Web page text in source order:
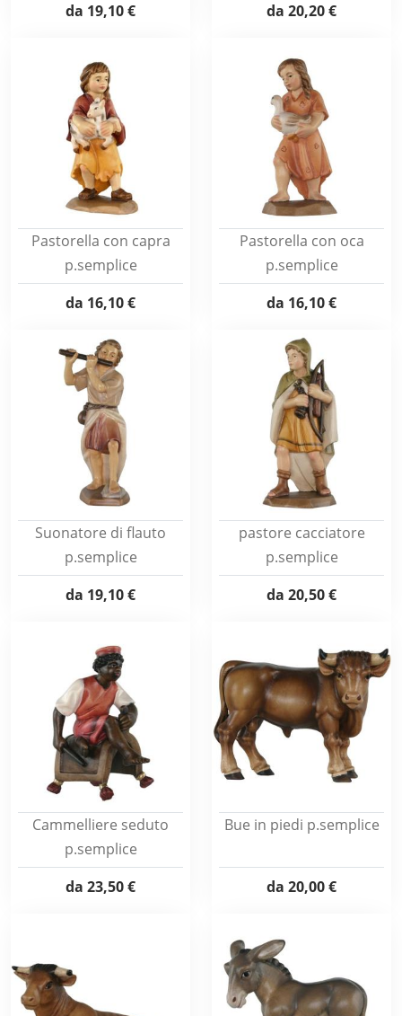
da 19,10 € da 20,20 €
Pastorella con capra
p.semplice
da 16,10 €
Pastorella con oca
p.semplice
da 16,10 €
Suonatore di flauto
p.semplice
da 19,10 €
pastore cacciatore
p.semplice
da 20,50 €
Cammelliere seduto
p.semplice
da 23,50 €
Bue in piedi p.semplice
da 20,00 €